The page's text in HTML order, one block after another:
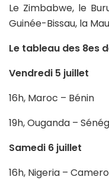
Le Zimbabwe, le
Guinée-Bissau, la
Le tableau des 8es
Vendredi 5 juillet
16h, Maroc – Bénin
19h, Ouganda –
Samedi 6 juillet
16h, Nigeria –